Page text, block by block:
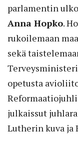
parlamentin
Anna Hopko.
rukoilemaan
sekä
Terveysministeri
opetusta
julkaissut
Lutherin kuva ja